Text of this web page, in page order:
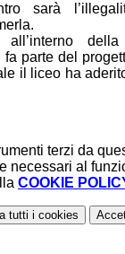
sarà
all’interno
parte del
il liceo ha
terzi da
necessari al
COOKIE
tutti i cookies